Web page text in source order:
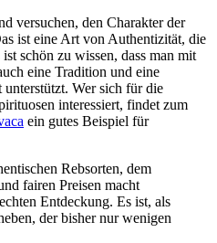
versuchen, den Charakter der
ist eine Art von Authentizität, die
schön zu wissen, dass man mit
eine Tradition und eine
Wer sich für die
interessiert, findet zum
ein gutes Beispiel für
Rebsorten, dem
fairen Preisen macht
Entdeckung. Es ist, als
der bisher nur wenigen